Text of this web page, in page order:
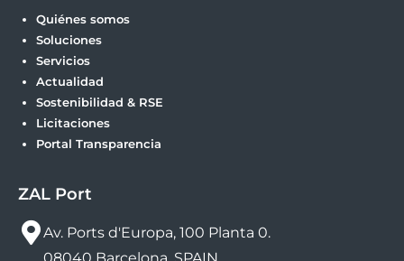
Quiénes somos
Soluciones
Servicios
Actualidad
Sostenibilidad & RSE
Licitaciones
Portal Transparencia
ZAL Port
Av. Ports d'Europa, 100 Planta 0.
08040 Barcelona, SPAIN